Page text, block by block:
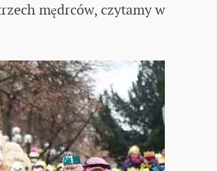
mędrców, czytamy w